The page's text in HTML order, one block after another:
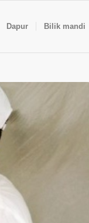
Dapur Bilik mandi